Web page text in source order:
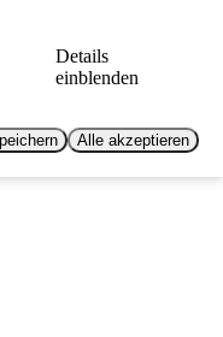
Details
einblenden
Alle akzeptieren